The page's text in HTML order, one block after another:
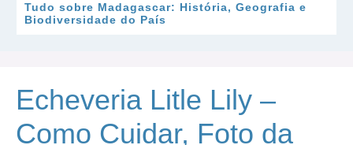
Tudo sobre Madagascar: História, Geografia e
Biodiversidade do País
Echeveria Litle Lily –
Como Cuidar, Foto da